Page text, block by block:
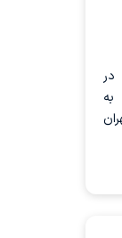
به
دهید.